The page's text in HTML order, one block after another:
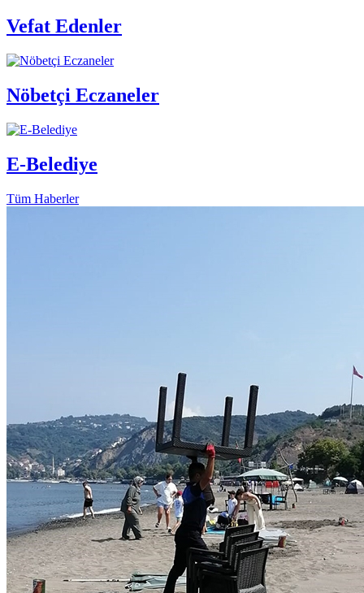
Vefat Edenler
Nöbetçi Eczaneler
E-Belediye
Tüm Haberler